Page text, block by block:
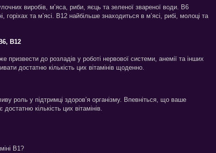
виробів, м’яса, риби, яєць та зеленої звареної води. B6
горіхах та м’ясі. B12 найбільше знаходиться в м’ясі, рибі, молоці та
B12
призвести до розладів у роботі нервової системи, анемії та інших
достатню кількість цих вітамінів щоденно.
роль у підтримці здоров’я організму. Впевніться, що ваше
кількість цих вітамінів.
B1?